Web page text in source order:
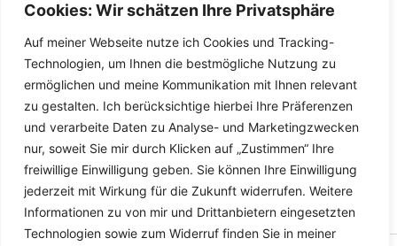
Cookies: Wir schätzen Ihre Privatsphäre
Auf meiner Webseite nutze ich Cookies und Tracking-
Technologien, um Ihnen die bestmögliche Nutzung zu
ermöglichen und meine Kommunikation mit Ihnen relevant
zu gestalten. Ich berücksichtige hierbei Ihre Präferenzen
und verarbeite Daten zu Analyse- und Marketingzwecken
nur, soweit Sie mir durch Klicken auf „Zustimmen“ Ihre
freiwillige Einwilligung geben. Sie können Ihre Einwilligung
jederzeit mit Wirkung für die Zukunft widerrufen. Weitere
Informationen zu von mir und Drittanbietern eingesetzten
Technologien sowie zum Widerruf finden Sie in meiner
gewählt
werden
gewählt
werden
Biodiesel Super E10
Details
Öl Benzin
Details
Dieses
Produkt
weist
mehrere
Varianten
auf.
Die
Optionen
können
auf